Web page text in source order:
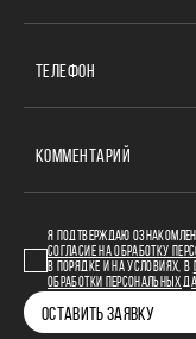
ТЕЛЕФОН
КОММЕНТАРИЙ
Я ПОДТВЕРЖДАЮ
СОГЛАСИЕ НА ОБРАБОТКУ
В ПОРЯДКЕ И НА УСЛОВИЯХ, В
ОБРАБОТКИ ПЕРСОНАЛЬНЫХ
ОСТАВИТЬ ЗАЯВКУ